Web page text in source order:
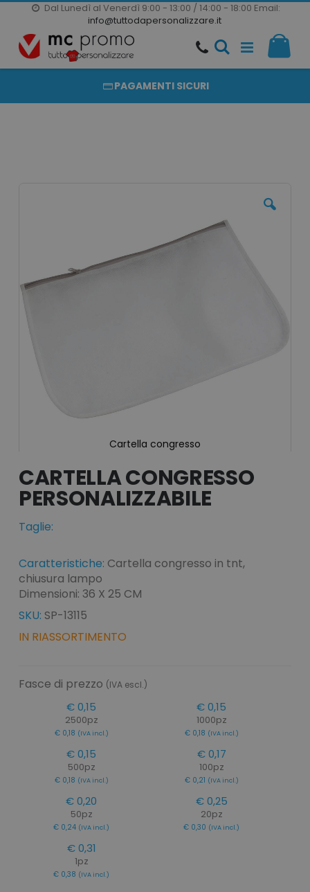
Dal Lunedì al Venerdì 9:00 - 13:00 / 14:00 - 18:00 Email:
info@tuttodapersonalizzare.it
Salta
al
contenuto
20000 PRODOTTI
PRODOTTI COMPLETAMENTE PERSONALIZZABILI
PAGAMENTI SICURI
Cartella congresso
all'inizio
della
galleria
di
CARTELLA CONGRESSO
Taglie:
Caratteristiche: Cartella congresso in tnt,
chiusura lampo
Dimensioni: 36 X 25 CM
SKU: SP-13115
IN RIASSORTIMENTO
Fasce di prezzo (IVA escl.)
€ 0,15
2500pz
€ 0,18 (IVA incl.)
€ 0,15
1000pz
€ 0,18 (IVA incl.)
€ 0,15
500pz
€ 0,18 (IVA incl.)
€ 0,17
100pz
€ 0,21 (IVA incl.)
€ 0,20
50pz
€ 0,24 (IVA incl.)
€ 0,25
20pz
€ 0,30 (IVA incl.)
€ 0,31
1pz
€ 0,38 (IVA incl.)